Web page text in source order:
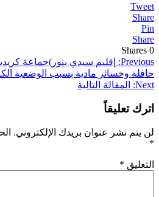
Tweet
Share
Pin
Share
0
Shares
تصفّح
المقالات
Previous:
إقليم سيدي بنور)جماعة
حافلة وخسائر مادية بسبب الوضعية
Next:
المقالة التالية
اترك تعليقاً
لن يتم نشر عنوان بريدك الإلكتروني.
*
التعليق *